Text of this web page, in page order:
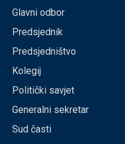
Glavni odbor
Predsjednik
Predsjedništvo
Kolegij
Politički savjet
Generalni sekretar
Sud časti